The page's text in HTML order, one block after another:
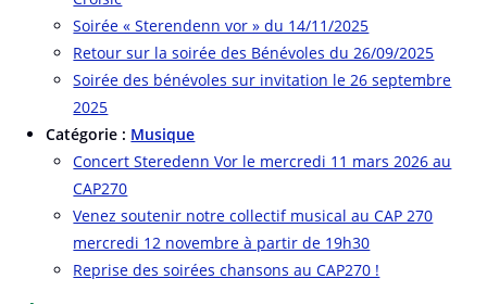
Soirée « Sterendenn vor » du 14/11/2025
Retour sur la soirée des Bénévoles du 26/09/2025
Soirée des bénévoles sur invitation le 26 septembre
2025
Catégorie : Musique
Concert Steredenn Vor le mercredi 11 mars 2026 au
CAP270
Venez soutenir notre collectif musical au CAP 270
mercredi 12 novembre à partir de 19h30
Reprise des soirées chansons au CAP270 !